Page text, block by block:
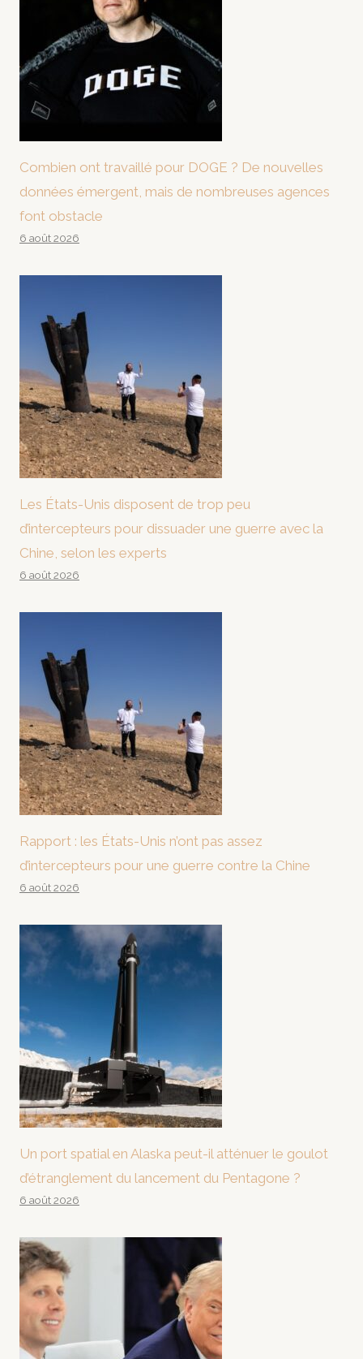
Combien ont travaillé pour DOGE ? De nouvelles
données émergent, mais de nombreuses agences
font obstacle
6 août 2026
Les États-Unis disposent de trop peu
d’intercepteurs pour dissuader une guerre avec la
Chine, selon les experts
6 août 2026
Rapport : les États-Unis n’ont pas assez
d’intercepteurs pour une guerre contre la Chine
6 août 2026
Un port spatial en Alaska peut-il atténuer le goulot
d’étranglement du lancement du Pentagone ?
6 août 2026